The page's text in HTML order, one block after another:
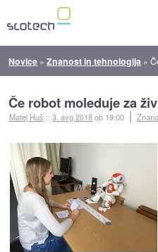
Novice »Znanost in tehnologija »
Če robot moleduje za
Matej Huš ::3. avg 2018ob 19:00